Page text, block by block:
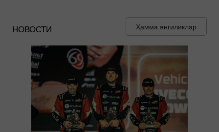
НОВОСТИ Ҳамма янгиликлар